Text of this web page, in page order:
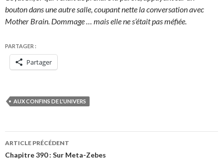
bouton dans une autre salle, coupant nette la conversation avec
Mother Brain. Dommage … mais elle ne s’était pas méfiée.
PARTAGER :
Partager
AUX CONFINS DE L'UNIVERS
Navigation
des
ARTICLE PRÉCÉDENT
Chapitre 390 : Sur Meta-Zebes